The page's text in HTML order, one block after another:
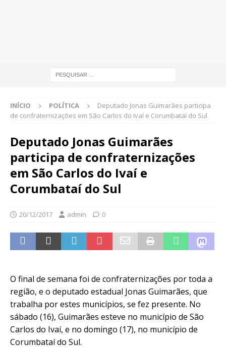
INÍCIO POLÍTICA
Deputado Jonas Guimarães participa
de confraternizações em São Carlos do Ivaí e Corumbataí do Sul
Deputado Jonas Guimarães
participa de confraternizações
em São Carlos do Ivaí e
Corumbataí do Sul
20/12/2017 admin 0
O final de semana foi de confraternizações por toda a
região, e o deputado estadual Jonas Guimarães, que
trabalha por estes municípios, se fez presente. No
sábado (16), Guimarães esteve no município de São
Carlos do Ivaí, e no domingo (17), no município de
Corumbataí do Sul.